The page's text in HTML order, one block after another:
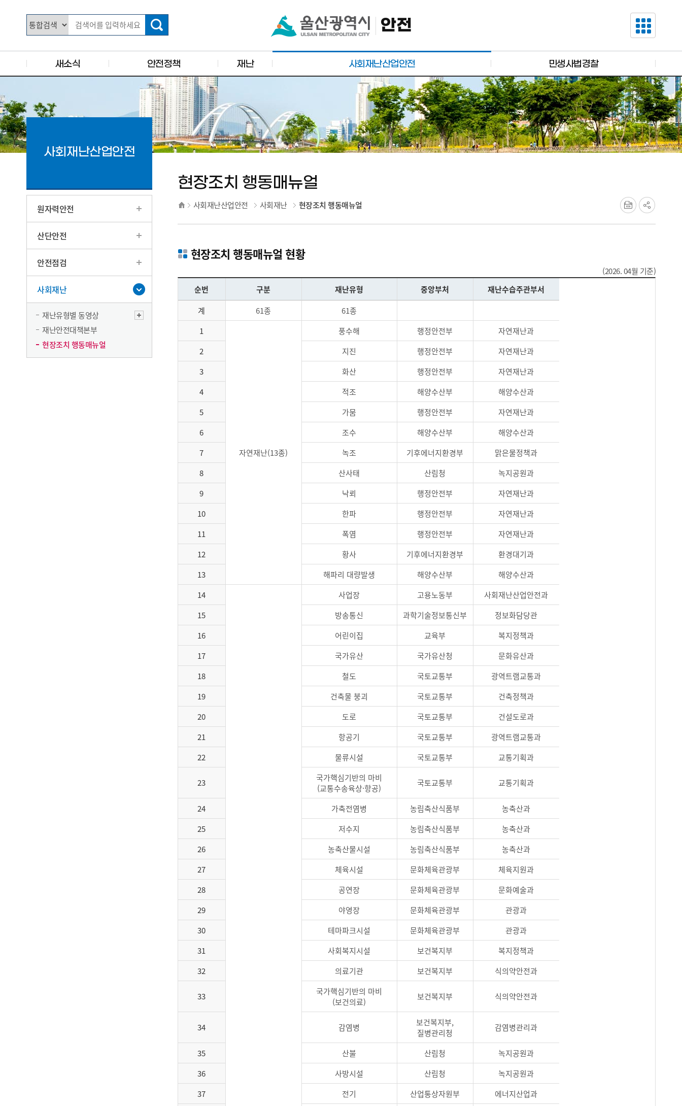
안전
새소식 안전정책 재난 사회재난산업안전 민생사법경찰
사회재난산업안전
원자력안전
산단안전
안전점검
사회재난
재난유형별 동영상
재난안전대책본부
현장조치 행동매뉴얼
현장조치 행동매뉴얼
사회재난산업안전 사회재난 현장조치 행동매뉴얼
현장조치 행동매뉴얼 현황
(2026. 04월 기준)
순번
구분 재난유형 중앙부처
재난수습주관부서
계
61종
61종
1
자연재난(13종)
풍수해 행정안전부
자연재난과
2
지진 행정안전부
자연재난과
3
화산 행정안전부
자연재난과
4
적조 해양수산부
해양수산과
5
가뭄 행정안전부
자연재난과
6
조수 해양수산부
해양수산과
7
녹조 기후에너지환경부
맑은물정책과
8
산사태 산림청
녹지공원과
9
낙뢰 행정안전부
자연재난과
10
한파 행정안전부
자연재난과
11
폭염 행정안전부
자연재난과
12
황사 기후에너지환경부
환경대기과
13
해파리 대량발생 해양수산부
해양수산과
14
사업장 고용노동부
사회재난산업안전과
15
방송통신 과학기술정보통신부
정보화담당관
16
어린이집 교육부
복지정책과
17
국가유산 국가유산청
문화유산과
18
철도 국토교통부
광역트램교통과
19
건축물 붕괴 국토교통부
건축정책과
20
도로 국토교통부
건설도로과
21
항공기 국토교통부
광역트램교통과
22
물류시설 국토교통부 교통기획과
23
국가핵심기반의 마비
(교통수송육상·항공)
국토교통부 교통기획과
24 가축전염병 농림축산식품부
농축산과
25
저수지 농림축산식품부
농축산과
26
농축산물시설 농림축산식품부
농축산과
27
체육시설 문화체육관광부
체육지원과
28
공연장 문화체육관광부
문화예술과
29
야영장 문화체육관광부
관광과
30
테마파크시설 문화체육관광부
관광과
31
사회복지시설 보건복지부
복지정책과
32
의료기관 보건복지부 식의약안전과
33
국가핵심기반의 마비
(보건의료)
보건복지부 식의약안전과
34 감염병
보건복지부,
질병관리청
감염병관리과
35 산불 산림청
녹지공원과
36
사방시설 산림청
녹지공원과
37
전기 산업통상자원부
에너지산업과